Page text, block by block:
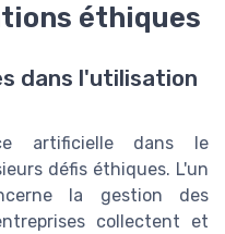
éthiques
dans l'utilisation
artificielle dans le
défis éthiques. L'un
la gestion des
collectent et